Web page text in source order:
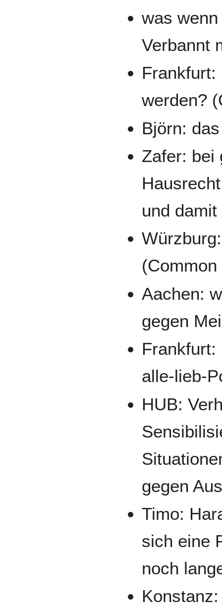
was
Verbannt
werden?
Björn:
Zafer: bei
und
Aachen:
gegen
Frankfurt:
alle-lieb-
HUB:
gegen
Timo:
sich eine
noch